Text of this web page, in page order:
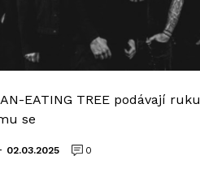
EATING TREE podávají ruku
se
02.03.2025 0